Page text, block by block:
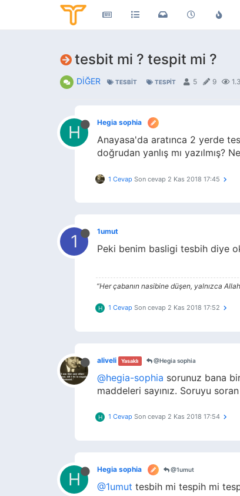
tesbit mi ? tespit mi ?
DİĞER TESBIT TESPIT 5 9
H Hegia sophia
Anayasa'da aratınca 2 yerde
doğrudan yanlış mı yazılmış?
1 Cevap Son cevap 2 Kas 2018 17:45
1 1umut
Peki benim basligi tesbih diye
“Her çabanın nasibine düşen, yalnızca
H 1 Cevap Son cevap 2 Kas 2018 17:52
aliveli Yasaklı @Hegia sophia
@hegia-sophia sorunuz bana
maddeleri sayınız. Soruyu
H 1 Cevap Son cevap 2 Kas 2018 17:54
H Hegia sophia @1umut
@1umut tesbih mi tespih mi